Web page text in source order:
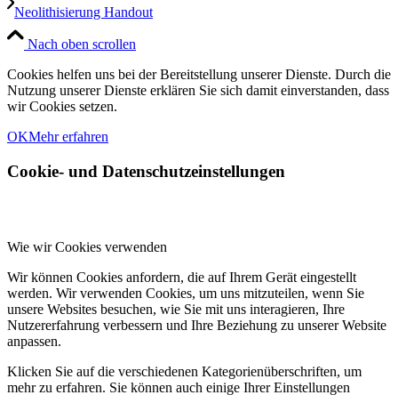
Neolithisierung Handout
Nach oben scrollen
Cookies helfen uns bei der Bereitstellung unserer Dienste. Durch die
Nutzung unserer Dienste erklären Sie sich damit einverstanden, dass
wir Cookies setzen.
OKMehr erfahren
Cookie- und Datenschutzeinstellungen
Wie wir Cookies verwenden
Wir können Cookies anfordern, die auf Ihrem Gerät eingestellt
werden. Wir verwenden Cookies, um uns mitzuteilen, wenn Sie
unsere Websites besuchen, wie Sie mit uns interagieren, Ihre
Nutzererfahrung verbessern und Ihre Beziehung zu unserer Website
anpassen.
Klicken Sie auf die verschiedenen Kategorienüberschriften, um
mehr zu erfahren. Sie können auch einige Ihrer Einstellungen